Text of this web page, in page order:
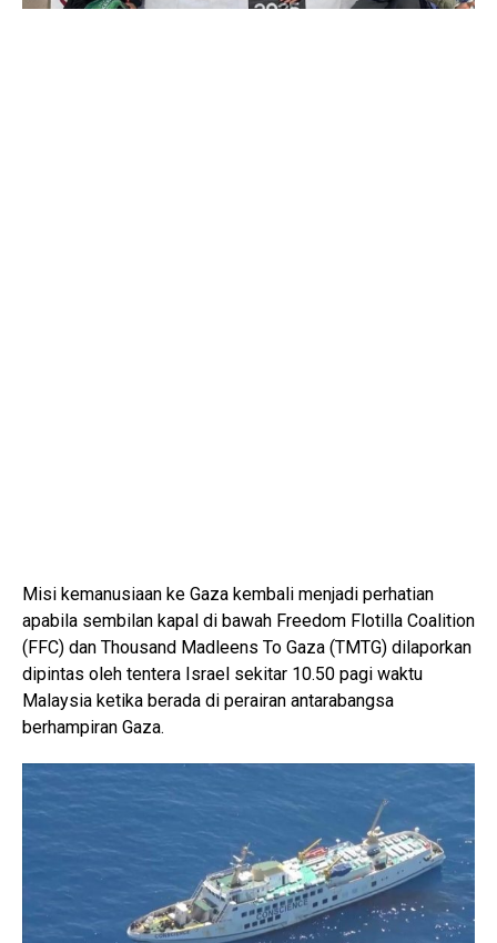
Misi kemanusiaan ke Gaza kembali menjadi perhatian
apabila sembilan kapal di bawah Freedom Flotilla Coalition
(FFC) dan Thousand Madleens To Gaza (TMTG) dilaporkan
dipintas oleh tentera Israel sekitar 10.50 pagi waktu
Malaysia ketika berada di perairan antarabangsa
berhampiran Gaza.